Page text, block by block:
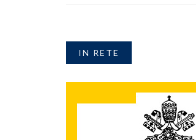
IN RETE